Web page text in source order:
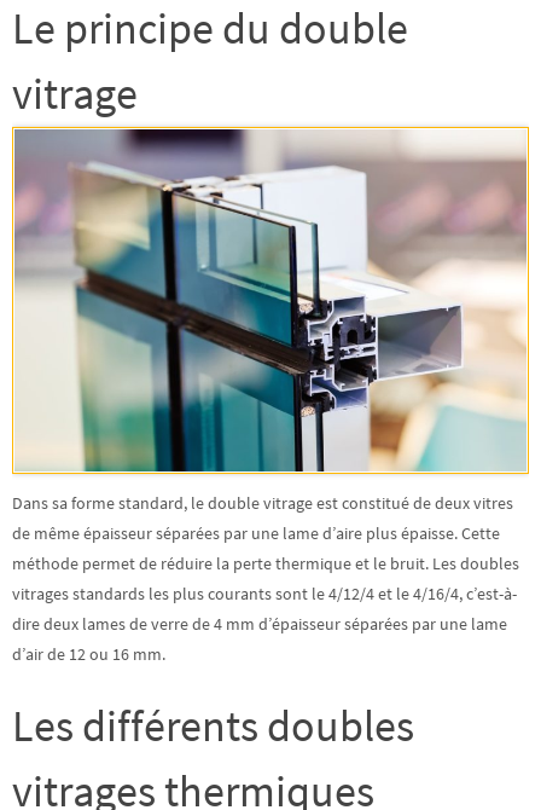
Le principe du double
vitrage
Dans sa forme standard, le double vitrage est constitué de deux vitres
de même épaisseur séparées par une lame d’aire plus épaisse. Cette
méthode permet de réduire la perte thermique et le bruit. Les doubles
vitrages standards les plus courants sont le 4/12/4 et le 4/16/4, c’est-à-
dire deux lames de verre de 4 mm d’épaisseur séparées par une lame
d’air de 12 ou 16 mm.
Les différents doubles
vitrages thermiques